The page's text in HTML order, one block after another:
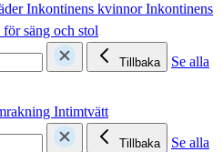
Inkontinens kvinnorInkontinens
för säng och stol
Tillbaka
Se alla
Intimtvätt
Tillbaka
Se alla